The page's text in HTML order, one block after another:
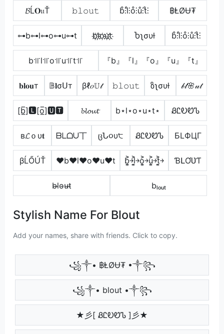
𝓑Ĺ𝐎𝔲Ť 𝚋𝚕𝚘𝚞𝚝 b̊⫶l̊⫶o̊⫶ů⫶t̊⫶ ฿ⱠØɄ₮
⊶b⊶l⊶o⊶u⊶t b҉l҉o҉u҉t҉ Ⴆʅσυƚ b̊⫶l̊⫶o̊⫶ů⫶t̊⫶
b꜉꜍l꜉꜍o꜉꜍u꜉꜍t꜉꜍ 『b』『l』『o』『u』『t』
𝐛𝐥𝐨𝐮т 𝔹𝐥σᑌт βℓ𝑜𝕌𝓉 𝚋𝚕𝚘𝚞𝚝 ზʅσυƚ 𝒷𝓁🌸𝓊𝓉
[b̲̅]🅻[o̲̅]🆄🆃 𝓫𝓵𝓸𝓾𝓽 b⋆l⋆o⋆u⋆t⋆ ᏰᏝᎧᏬᏖ
в𝓛ｏυ𝐭 ᗷᒪᗝᑌ丅 ცՆ૦υ੮ ᏰᏝᎧᏬᏖ БLФЦΓ
βĹŐÚŤ ♥b♥l♥o♥u♥t b͎͍͐￫l͎͍͐￫o͎͍͐￫u͎͍͐￫t͎͍͐￫ ƁԼƠƲƬ
b̴l̴o̴u̴t̴ bₗₒᵤₜ
Stylish Name For Blout
Add your names, share with friends. Click to copy.
꧁༒• ฿ⱠØɄ₮ •༒꧂
꧁༒• blout •༒꧂
★彡[ ᏰᏝᎧᏬᏖ ]彡★